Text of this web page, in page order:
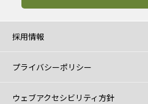
採用情報
プライバシーポリシー
ウェブアクセシビリティ方針